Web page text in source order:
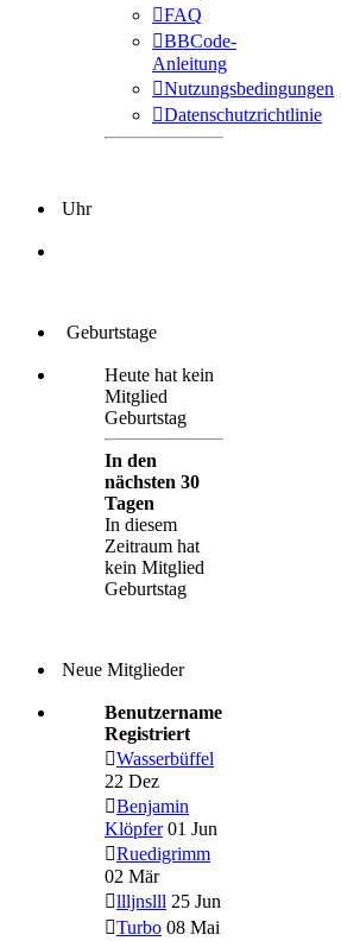
FAQ
BBCode-
Anleitung
Nutzungsbedingungen
Datenschutzrichtlinie
Uhr
Geburtstage
Heute hat kein
Mitglied
Geburtstag
In den
nächsten 30
Tagen
In diesem
Zeitraum hat
kein Mitglied
Geburtstag
Neue Mitglieder
Benutzername
Registriert
Wasserbüffel
22 Dez
Benjamin
Klöpfer 01 Jun
Ruedigrimm
02 Mär
llljnslll 25 Jun
Turbo 08 Mai